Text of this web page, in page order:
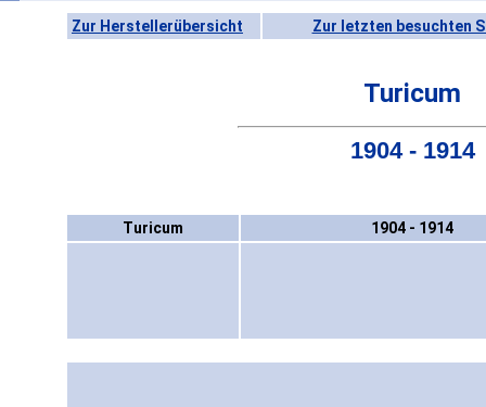
Zur Herstellerübersicht Zur letzten besuchten
Turicum
1904 - 1914
Turicum 1904 - 1914